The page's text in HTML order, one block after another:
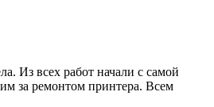
Из всех работ начали с самой
за ремонтом принтера. Всем